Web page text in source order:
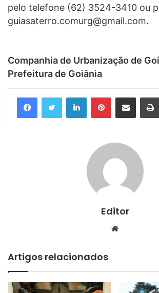
pelo telefone (62) 3524-3410 ou
guiasaterro.comurg@gmail.com.
Companhia de Urbanização de
Prefeitura de Goiânia
LinkedinPinterestCompartilhar via e-mail
Editor
Website
Artigos relacionados